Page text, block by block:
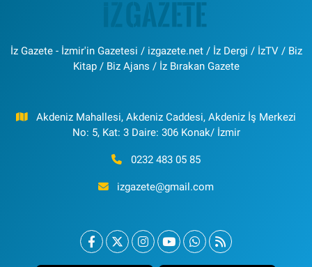
İz Gazete - İzmir'in Gazetesi / izgazete.net / İz Dergi / İzTV / Biz
Kitap / Biz Ajans / İz Bırakan Gazete
Akdeniz Mahallesi, Akdeniz Caddesi, Akdeniz İş Merkezi
No: 5, Kat: 3 Daire: 306 Konak/ İzmir
0232 483 05 85
izgazete@gmail.com